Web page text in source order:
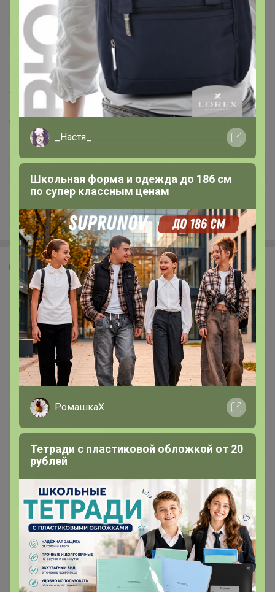
22.5K 44.3K 2.2K
Лукошко - магазин подарков и удивительных
вещей. Бесплатная доставка! ПОСТАВЩИК
ЗАКРЫВАЕТСЯ! АКЦИЯ-ЛИКВИДАЦИЯ до -70%
на все!
Последнее:
+682
Glamkat
_Настя_
Школьная форма и одежда до 186 см
по супер классным ценам
РомашкаХ
Тетради с пластиковой обложкой от 20
рублей